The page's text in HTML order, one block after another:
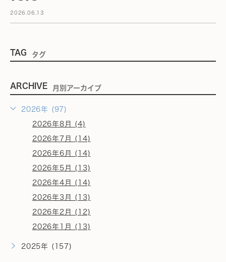
2026.06.13
TAG タグ
ARCHIVE 月別アーカイブ
2026年 (97)
2026年8月 (4)
2026年7月 (14)
2026年6月 (14)
2026年5月 (13)
2026年4月 (14)
2026年3月 (13)
2026年2月 (12)
2026年1月 (13)
2025年 (157)